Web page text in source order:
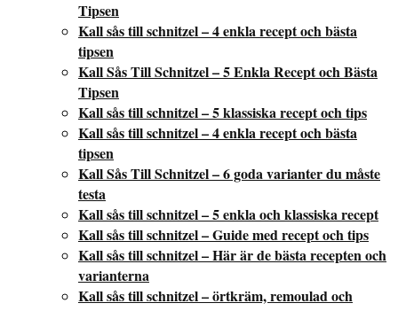
Tipsen
Kall sås till schnitzel – 4 enkla recept och bästa
tipsen
Kall Sås Till Schnitzel – 5 Enkla Recept och Bästa
Tipsen
Kall sås till schnitzel – 5 klassiska recept och tips
Kall sås till schnitzel – 4 enkla recept och bästa
tipsen
Kall Sås Till Schnitzel – 6 goda varianter du måste
testa
Kall sås till schnitzel – 5 enkla och klassiska recept
Kall sås till schnitzel – Guide med recept och tips
Kall sås till schnitzel – Här är de bästa recepten och
varianterna
Kall sås till schnitzel – örtkräm, remoulad och